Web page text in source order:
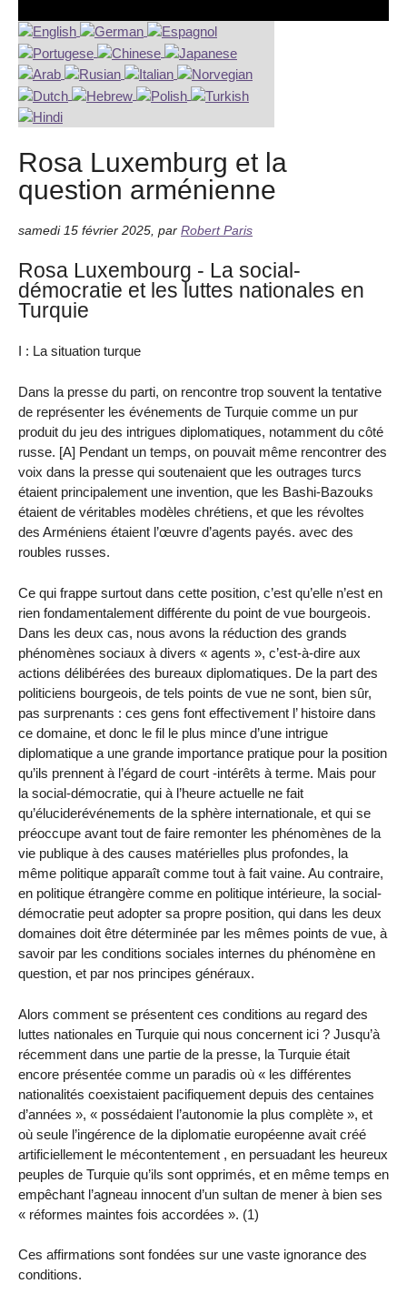
Rosa Luxemburg et la
question arménienne
samedi 15 février 2025 par Robert Paris
Rosa Luxembourg - La social-
démocratie et les luttes nationales en
Turquie
I : La situation turque
Dans la presse du parti, on rencontre trop souvent la tentative
de représenter les événements de Turquie comme un pur
produit du jeu des intrigues diplomatiques, notamment du côté
russe. [A] Pendant un temps, on pouvait même rencontrer des
voix dans la presse qui soutenaient que les outrages turcs
étaient principalement une invention, que les Bashi-Bazouks
étaient de véritables modèles chrétiens, et que les révoltes
des Arméniens étaient l’œuvre d’agents payés. avec des
roubles russes.
Ce qui frappe surtout dans cette position, c’est qu’elle n’est en
rien fondamentalement différente du point de vue bourgeois.
Dans les deux cas, nous avons la réduction des grands
phénomènes sociaux à divers « agents », c’est-à-dire aux
actions délibérées des bureaux diplomatiques. De la part des
politiciens bourgeois, de tels points de vue ne sont, bien sûr,
pas surprenants : ces gens font effectivement l’ histoire dans
ce domaine, et donc le fil le plus mince d’une intrigue
diplomatique a une grande importance pratique pour la position
qu’ils prennent à l’égard de court -intérêts à terme. Mais pour
la social-démocratie, qui à l’heure actuelle ne fait
qu’éluciderévénements de la sphère internationale, et qui se
préoccupe avant tout de faire remonter les phénomènes de la
vie publique à des causes matérielles plus profondes, la
même politique apparaît comme tout à fait vaine. Au contraire,
en politique étrangère comme en politique intérieure, la social-
démocratie peut adopter sa propre position, qui dans les deux
domaines doit être déterminée par les mêmes points de vue, à
savoir par les conditions sociales internes du phénomène en
question, et par nos principes généraux.
Alors comment se présentent ces conditions au regard des
luttes nationales en Turquie qui nous concernent ici ? Jusqu’à
récemment dans une partie de la presse, la Turquie était
encore présentée comme un paradis où « les différentes
nationalités coexistaient pacifiquement depuis des centaines
d’années », « possédaient l’autonomie la plus complète », et
où seule l’ingérence de la diplomatie européenne avait créé
artificiellement le mécontentement , en persuadant les heureux
peuples de Turquie qu’ils sont opprimés, et en même temps en
empêchant l’agneau innocent d’un sultan de mener à bien ses
« réformes maintes fois accordées ». (1)
Ces affirmations sont fondées sur une vaste ignorance des
conditions.